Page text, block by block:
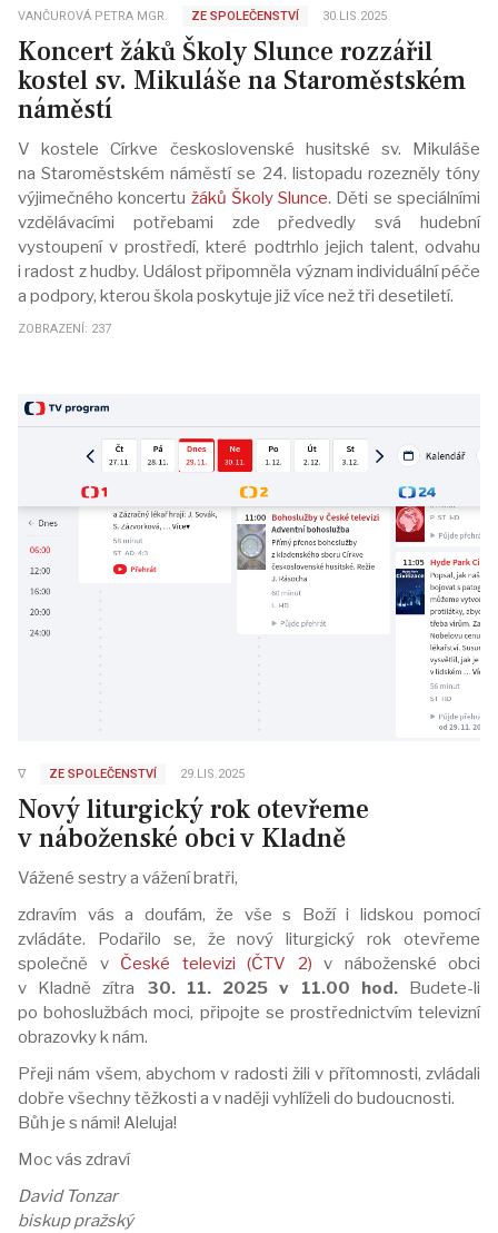
VANČUROVÁ PETRA MGR. ZE SPOLEČENSTVÍ 30.LIS.2025
Koncert žáků Školy Slunce rozzářil
kostel sv. Mikuláše na Staroměstském
náměstí
V kostele Církve československé husitské sv. Mikuláše
na Staroměstském náměstí se 24. listopadu rozezněly tóny
výjimečného koncertu žáků Školy Slunce. Děti se speciálními
vzdělávacími potřebami zde předvedly svá hudební
vystoupení v prostředí, které podtrhlo jejich talent, odvahu
i radost z hudby. Událost připomněla význam individuální péče
a podpory, kterou škola poskytuje již více než tři desetiletí.
ZOBRAZENÍ: 237
∇ ZE SPOLEČENSTVÍ 29.LIS.2025
Nový liturgický rok otevřeme
v náboženské obci v Kladně
Vážené sestry a vážení bratři,
zdravím vás a doufám, že vše s Boží i lidskou pomocí
zvládáte. Podařilo se, že nový liturgický rok otevřeme
společně v České televizi (ČTV 2) v náboženské obci
v Kladně zítra 30. 11. 2025 v 11.00 hod.Budete-li
po bohoslužbách moci, připojte se prostřednictvím televizní
obrazovky k nám.
Přeji nám všem, abychom v radosti žili v přítomnosti, zvládali
dobře všechny těžkosti a v naději vyhlíželi do budoucnosti.
Bůh je s námi! Aleluja!
Moc vás zdraví
David Tonzar
biskup pražský